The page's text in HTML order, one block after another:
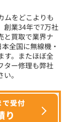
ムをどこよりも
創業34年で7万社
と買取で業界ナ
全国に無線機・
す。またほぼ全
ター修理も弊社
。
受付
り